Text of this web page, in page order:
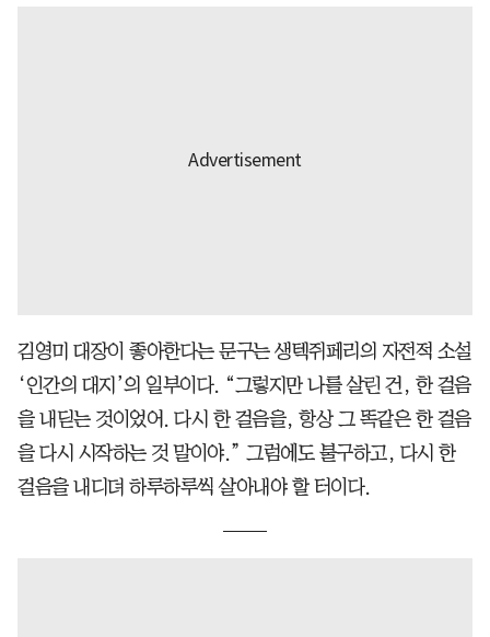
김영미 대장이 좋아한다는 문구는 생텍쥐페리의 자전적 소설
‘인간의 대지’의 일부이다. “그렇지만 나를 살린 건, 한 걸음
을 내딛는 것이었어. 다시 한 걸음을, 항상 그 똑같은 한 걸음
을 다시 시작하는 것 말이야.” 그럼에도 불구하고, 다시 한
걸음을 내디뎌 하루하루씩 살아내야 할 터이다.